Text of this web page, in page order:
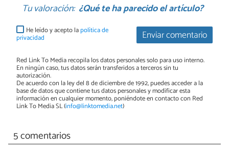
Tu valoración: ¿Qué te ha parecido el artículo?
Enviar comentario
He leído y acepto lapolítica de
privacidad
Red Link To Media recopila los datos personales solo para uso interno.
En ningún caso, tus datos serán transferidos a terceros sin tu
autorización.
De acuerdo con la ley del 8 de diciembre de 1992, puedes acceder a la
base de datos que contiene tus datos personales y modificar esta
información en cualquier momento, poniéndote en contacto con Red
Link To Media SL (info@linktomedia.net)
5 comentarios